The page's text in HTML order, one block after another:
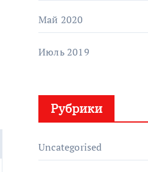
Май 2020
Июль 2019
Рубрики
Uncategorised